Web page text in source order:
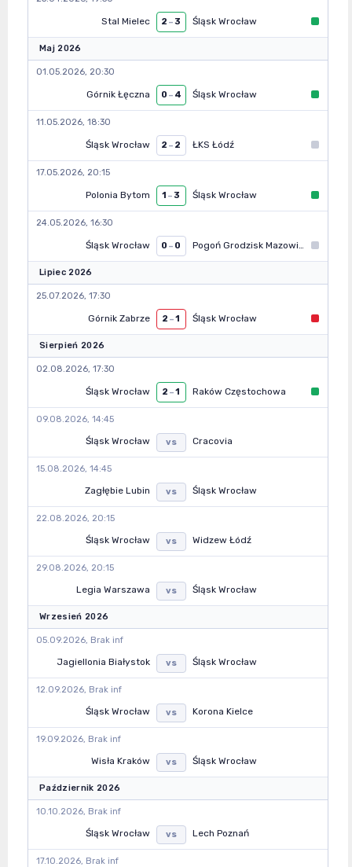
Stal Mielec 2 –3 Śląsk Wrocław
Maj 2026
01.05.2026, 20:30
Górnik Łęczna 0 – 4 Śląsk Wrocław
11.05.2026, 18:30
Śląsk Wrocław 2 – 2 ŁKS Łódź
17.05.2026, 20:15
Polonia Bytom 1 –3 Śląsk Wrocław
24.05.2026, 16:30
Śląsk Wrocław 0 – 0
Lipiec 2026
25.07.2026, 17:30
Górnik Zabrze 2 –1 Śląsk Wrocław
Sierpień 2026
02.08.2026, 17:30
Śląsk Wrocław 2 –1 Raków Częstochowa
09.08.2026, 14:45
Śląsk Wrocław vs Cracovia
15.08.2026, 14:45
Zagłębie Lubin vs Śląsk Wrocław
22.08.2026, 20:15
Śląsk Wrocław vs Widzew Łódź
29.08.2026, 20:15
Legia Warszawa vs Śląsk Wrocław
Wrzesień 2026
05.09.2026, Brak inf
Jagiellonia Białystok vs Śląsk Wrocław
12.09.2026, Brak inf
Śląsk Wrocław vs Korona Kielce
19.09.2026, Brak inf
Wisła Kraków vs Śląsk Wrocław
Październik 2026
10.10.2026, Brak inf
Śląsk Wrocław vs Lech Poznań
17.10.2026, Brak inf